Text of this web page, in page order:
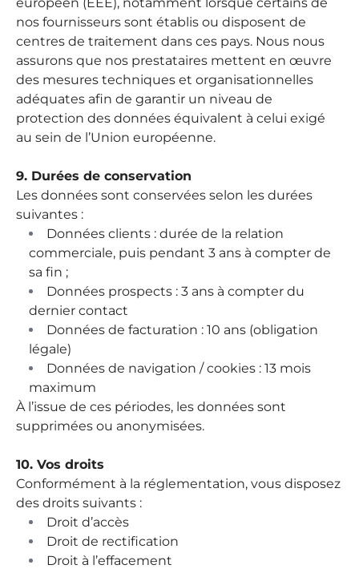
nos fournisseurs sont établis ou disposent de
centres de traitement dans ces pays. Nous nous
assurons que nos prestataires mettent en œuvre
des mesures techniques et organisationnelles
adéquates afin de garantir un niveau de
protection des données équivalent à celui exigé
au sein de l’Union européenne.
9. Durées de conservation
Les données sont conservées selon les durées
suivantes :
Données clients : durée de la relation
commerciale, puis pendant 3 ans à compter de
sa fin ;
Données prospects : 3 ans à compter du
dernier contact
Données de facturation : 10 ans (obligation
légale)
Données de navigation / cookies : 13 mois
maximum
À l’issue de ces périodes, les données sont
supprimées ou anonymisées.
10. Vos droits
Conformément à la réglementation, vous disposez
des droits suivants :
Droit d’accès
Droit de rectification
Droit à l’effacement